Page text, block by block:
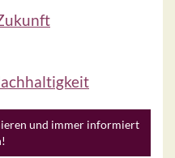
und immer informiert